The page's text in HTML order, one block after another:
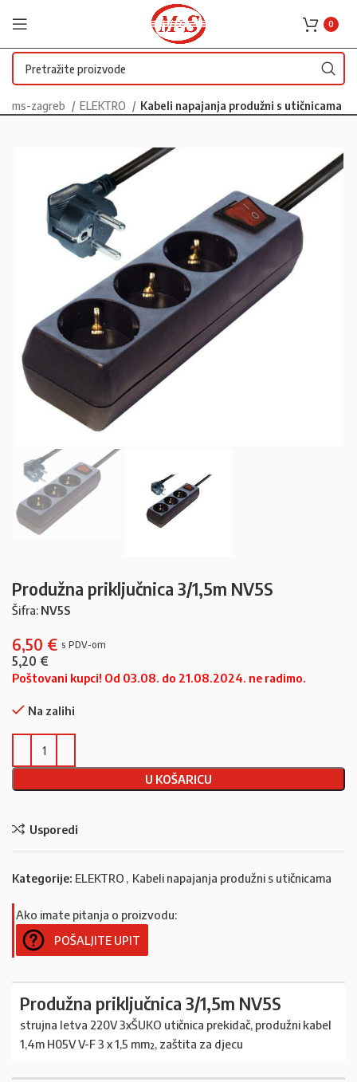
0
ms-zagreb ELEKTRO Kabeli napajanja produžni s utičnicama
Produžna priključnica 3/1,5m NV5S
Šifra: NV5S
6,50 €
5,20 €
Poštovani kupci! Od 03.08. do 21.08.2024. ne radimo.
Na zalihi
U KOŠARICU
Usporedi
Kategorije: ELEKTRO , Kabeli napajanja produžni s utičnicama
Ako imate pitanja o proizvodu:
POŠALJITE UPIT
Produžna priključnica 3/1,5m NV5S
strujna letva 220V 3xŠUKO utičnica prekidač, produžni kabel
1,4m H05V V-F 3 x 1,5 mm², zaštita za djecu